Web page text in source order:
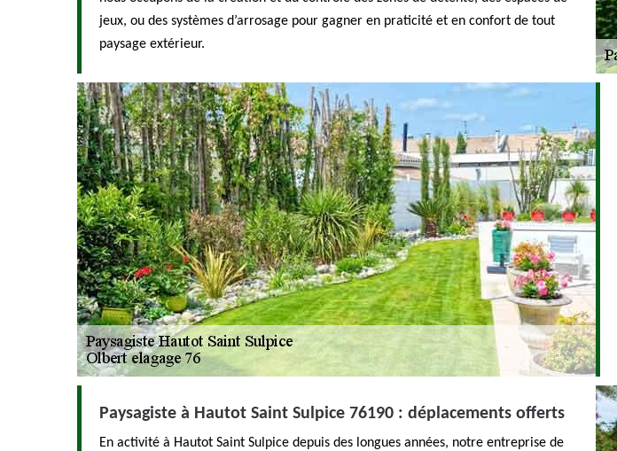
jeux, ou des systèmes d’arrosage pour gagner en praticité et en confort de tout
paysage extérieur.
Paysagiste à Hautot Saint Sulpice 76190 : déplacements offerts
En activité à Hautot Saint Sulpice depuis des longues années, notre entreprise de